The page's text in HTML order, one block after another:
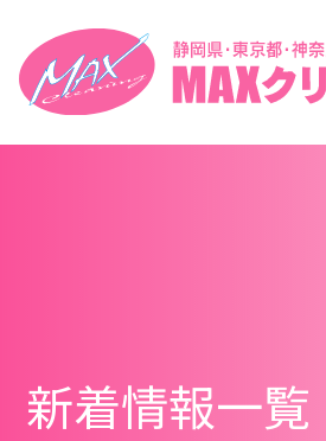
新着情報一覧